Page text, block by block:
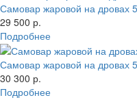
Самовар жаровой на дровах
29 500 р.
Подробнее
Самовар жаровой на дровах
30 300 р.
Подробнее